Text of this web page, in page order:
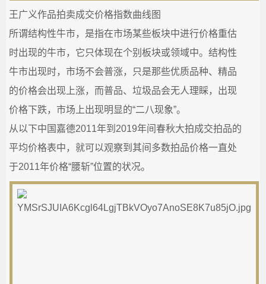
王广义作品拍卖成交价格指数曲线图
所谓结构性牛市，是指在市场某些板块中进行价格重估
时出现的牛市，它只体现在个别板块或领域中。结构性
牛市出现时，市场不会普涨，只是那些优质品种、精品
的价格会出现上涨，而普品、垃圾品会无人理睬，出现
价格下跌，市场上出现明显的“二八现象”。
从以下中国嘉德2011年到2019年间春秋大拍成交拍品的
平均价格表中，就可以观察到其间多数拍品价格一直处
于2011年价格“腰斩”位置的状况。